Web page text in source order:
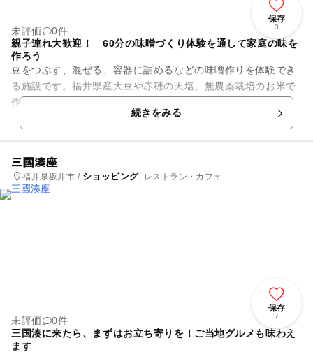
保存
3
未評価
0件
親子連れ大歓迎！ 60分の味噌づくり体験を通して家庭の味を
作ろう
豆をつぶす、混ぜる、容器に詰めるなどの味噌作りを体験でき
る施設です。福井県産大豆や赤穂の天塩、無農薬栽培のお米で
作った米麹など、こだわりの素材を使用しています。味噌が出
来上がる1年後に自分が書い...続きをみる
三國湊座
福井県坂井市 / ショッピング, レストラン・カフェ
保存
7
未評価
0件
三国湊に来たら、まずはお立ち寄りを！ご当地グルメも味わえ
ます